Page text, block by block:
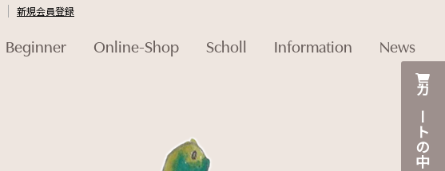
新規会員登録
カートの中
Beginner Online-Shop Scholl Information News